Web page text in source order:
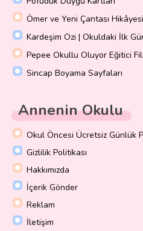
Ömer ve Yeni Çantası Hikâyesi
Kardeşim Ozi | Okuldaki İlk
Pepee Okullu Oluyor Eğitici
Sincap Boyama Sayfaları
Annenin Okulu
Okul Öncesi Ücretsiz Günlük
Gizlilik Politikası
Hakkımızda
İçerik Gönder
Reklam
İletişim